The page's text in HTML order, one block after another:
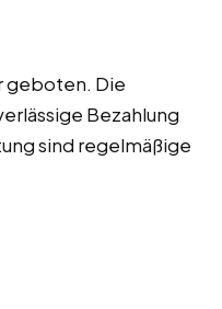
geboten. Die
Bezahlung
sind regelmäßige